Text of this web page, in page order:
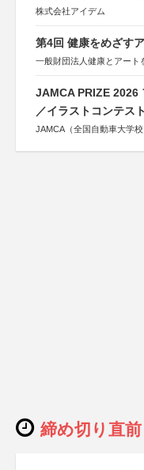
株式会社アイデム
第4回 健康をめざす
一般財団法人健康とアート
JAMCA PRIZE 2026
／イラストコンテスト
JAMCA（全国自動車大学校
締め切り直